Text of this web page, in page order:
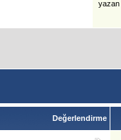
yazan
Değerlendirme